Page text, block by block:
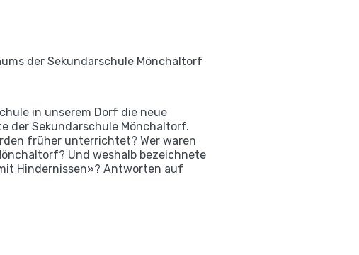
der Sekundarschule Mönchaltorf
in unserem Dorf die neue
der Sekundarschule Mönchaltorf.
früher unterrichtet? Wer waren
Und weshalb bezeichnete
Hindernissen»? Antworten auf